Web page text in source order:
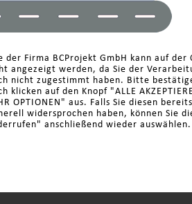
der Firma BCProjekt GmbH kann auf
angezeigt werden, da Sie der
nicht zugestimmt haben. Bitte
klicken auf den Knopf "ALLE
OPTIONEN" aus. Falls Sie diesen
widersprochen haben, können Sie
anschließend wieder auswählen.